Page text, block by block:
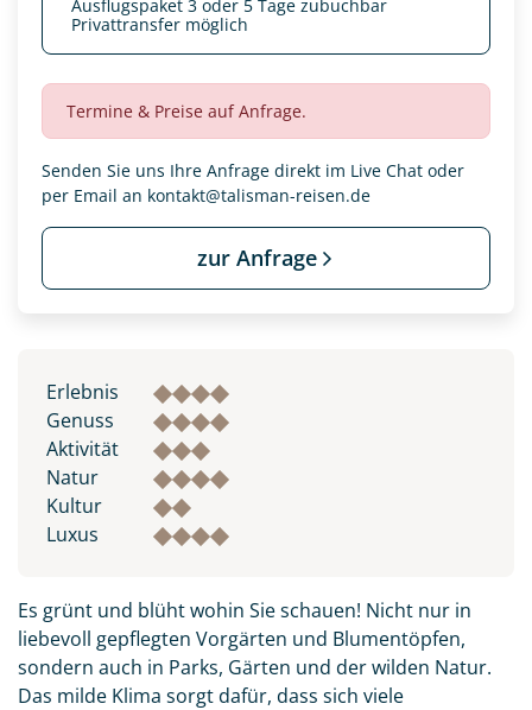
Ausflugspaket 3 oder 5 Tage zubuchbar
Privattransfer möglich
Termine & Preise auf Anfrage.
Senden Sie uns Ihre Anfrage direkt im Live Chat oder
per Email an kontakt@talisman-reisen.de
zur Anfrage
Erlebnis
Genuss
Aktivität
Natur
Kultur
Luxus
Es grünt und blüht wohin Sie schauen! Nicht nur in
liebevoll gepflegten Vorgärten und Blumentöpfen,
sondern auch in Parks, Gärten und der wilden Natur.
Das milde Klima sorgt dafür, dass sich viele
Kenntnis genommen und akzeptiert haben.